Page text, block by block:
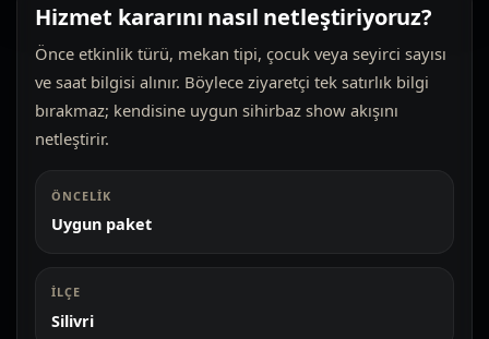
Hizmet kararını nasıl netleştiriyoruz?
Önce etkinlik türü, mekan tipi, çocuk veya seyirci sayısı
ve saat bilgisi alınır. Böylece ziyaretçi tek satırlık bilgi
bırakmaz; kendisine uygun sihirbaz show akışını
netleştirir.
ÖNCELIK
Uygun paket
İLÇE
Silivri